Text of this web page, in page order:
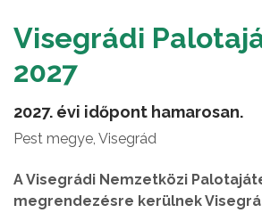
Visegrádi
2027
2027. évi időpont hamarosan.
Pest megye, Visegrád
A Visegrádi Nemzetközi
megrendezésre kerülnek